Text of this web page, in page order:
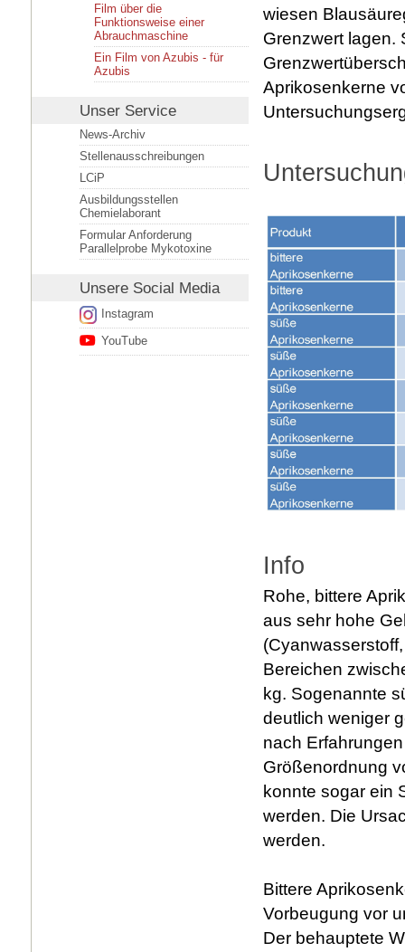
Film über die
Funktionsweise einer
Abrauchmaschine
Ein Film von Azubis - für
Azubis
Unser Service
News-Archiv
Stellenausschreibungen
LCiP
Ausbildungsstellen
Chemielaborant
Formular Anforderung
Parallelprobe Mykotoxine
Unsere Social Media
Instagram
YouTube
wiesen
Grenzwert lagen.
Aprikosenkerne
Info
Rohe, bittere
aus sehr hohe
Bereichen
kg. Sogenannte
deutlich weniger
nach
Größenordnung
konnte sogar ein
werden. Die
Bittere
Vorbeugung vor
Der behauptete